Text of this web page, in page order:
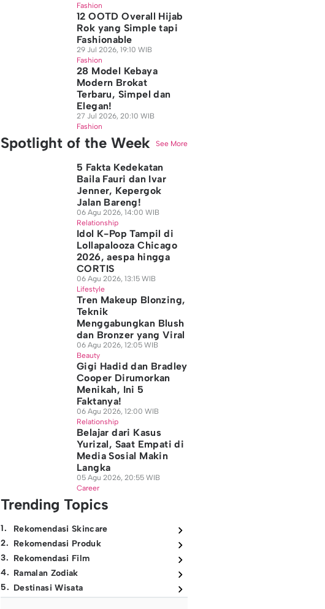
Fashion
12 OOTD Overall Hijab
Rok yang Simple tapi
Fashionable
29 Jul 2026, 19:10 WIB
Fashion
28 Model Kebaya
Modern Brokat
Terbaru, Simpel dan
Elegan!
27 Jul 2026, 20:10 WIB
Fashion
Spotlight of the Week See More
5 Fakta Kedekatan
Baila Fauri dan Ivar
Jenner, Kepergok
Jalan Bareng!
06 Agu 2026, 14:00 WIB
Relationship
Idol K-Pop Tampil di
Lollapalooza Chicago
2026, aespa hingga
CORTIS
06 Agu 2026, 13:15 WIB
Lifestyle
Tren Makeup Blonzing,
Teknik
Menggabungkan Blush
dan Bronzer yang Viral
06 Agu 2026, 12:05 WIB
Beauty
Gigi Hadid dan Bradley
Cooper Dirumorkan
Menikah, Ini 5
Faktanya!
06 Agu 2026, 12:00 WIB
Relationship
Belajar dari Kasus
Yurizal, Saat Empati di
Media Sosial Makin
Langka
05 Agu 2026, 20:55 WIB
Career
Trending Topics
1.
Rekomendasi Skincare
2. Rekomendasi Produk
3. Rekomendasi Film
4. Ramalan Zodiak
5. Destinasi Wisata